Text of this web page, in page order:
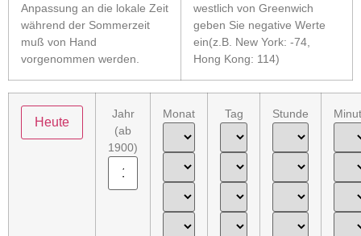
Anpassung an die lokale Zeit
während der Sommerzeit
muß von Hand
vorgenommen werden.
westlich von Greenwich
geben Sie negative Werte
ein(z.B. New York: -74,
Hong Kong: 114)
Jahr
(ab
1900)
Monat Tag Stunde